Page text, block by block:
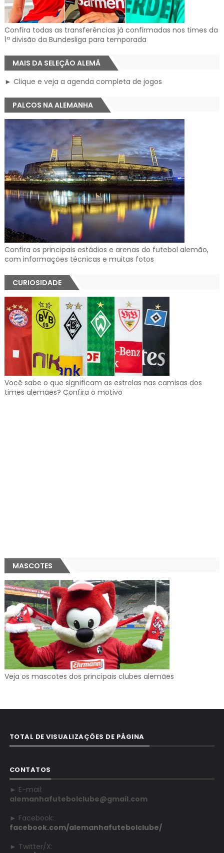
Confira todas as transferências já confirmadas nos times da
1ª divisão da Bundesliga para temporada
MAIS DA SELEÇÃO ALEMÃ
► Clique e veja a agenda completa de jogos
PALCOS NA ALEMANHA
Confira os principais estádios e arenas do futebol alemão,
com informações técnicas e muitas fotos
CURIOSIDADE
Você sabe o que significam as estrelas nas camisas dos
times alemães? Confira o motivo
MASCOTES
Veja os mascotes dos principais clubes alemães
TOTAL DE VISUALIZAÇÕES DE PÁGINA
CONTATOS
► E-mail:
alemanhafutebolclube@gmail.com
► Facebook:
facebook.com/alemanhafutebolclube/
► Twitter/X: